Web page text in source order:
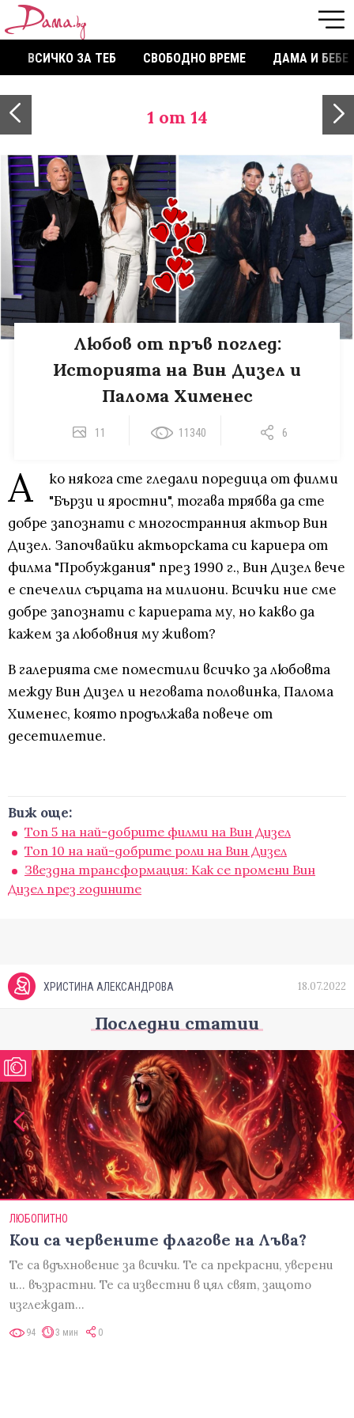
ВСИЧКО ЗА ТЕБ СВОБОДНО ВРЕМЕ ДАМА И БЕБЕ
1 от 14
Любов от пръв поглед:
Историята на Вин Дизел и
Палома Хименес
11 11340 6
А
ко някога сте гледали поредица от филми
"Бързи и яростни", тогава трябва да сте
добре запознати с многостранния актьор Вин
Дизел. Започвайки актьорската си кариера от
филма "Пробуждания" през 1990 г., Вин Дизел вече
е спечелил сърцата на милиони. Всички ние сме
добре запознати с кариерата му, но какво да
кажем за любовния му живот?
В галерията сме поместили всичко за любовта
между Вин Дизел и неговата половинка, Палома
Хименес, която продължава повече от
десетилетие.
Виж още:
Топ 5 на най-добрите филми на Вин Дизел
Топ 10 на най-добрите роли на Вин Дизел
Звездна трансформация: Как се промени Вин
Дизел през годините
ХРИСТИНА АЛЕКСАНДРОВА 18.07.2022
Последни статии
ЛЮБОПИТНО
Кои са червените флагове на Лъва?
Те са вдъхновение за всички. Те са прекрасни, уверени
и... възрастни. Те са известни в цял свят, защото
изглеждат…
94 3 мин 0